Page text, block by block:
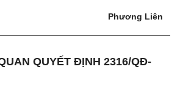
Phương Liên
QUYẾT ĐỊNH 2316/QĐ-